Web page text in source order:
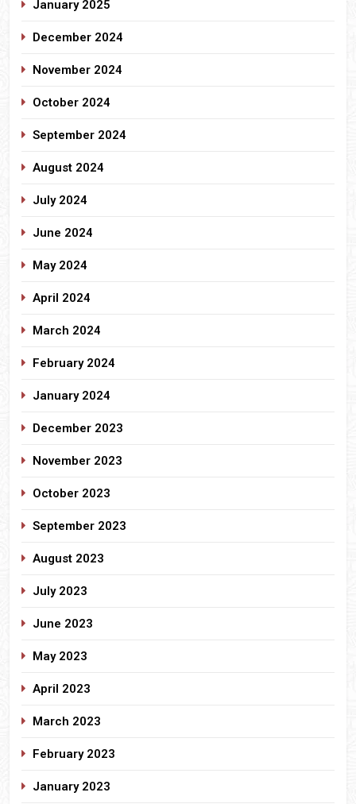
January 2025
December 2024
November 2024
October 2024
September 2024
August 2024
July 2024
June 2024
May 2024
April 2024
March 2024
February 2024
January 2024
December 2023
November 2023
October 2023
September 2023
August 2023
July 2023
June 2023
May 2023
April 2023
March 2023
February 2023
January 2023